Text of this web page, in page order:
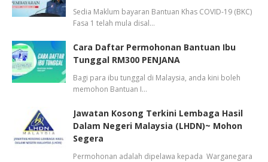
Sedia Maklum bayaran Bantuan Khas COVID-19 (BKC)
Fasa 1 telah mula disal…
Cara Daftar Permohonan Bantuan Ibu
Tunggal RM300 PENJANA
Bagi para ibu tunggal di Malaysia, anda kini boleh
memohon Bantuan I…
Jawatan Kosong Terkini Lembaga Hasil
Dalam Negeri Malaysia (LHDN)~ Mohon
Segera
Permohonan adalah dipelawa kepada Warganegara